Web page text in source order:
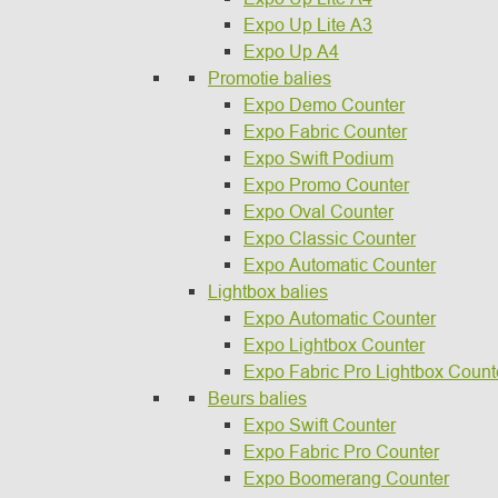
Expo Up Lite A3
Expo Up A4
Promotie balies
Expo Demo Counter
Expo Fabric Counter
Expo Swift Podium
Expo Promo Counter
Expo Oval Counter
Expo Classic Counter
Expo Automatic Counter
Lightbox balies
Expo Automatic Counter
Expo Lightbox Counter
Expo Fabric Pro Lightbox
Beurs balies
Expo Swift Counter
Expo Fabric Pro Counter
Expo Boomerang Counter